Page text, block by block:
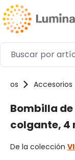
Saltar al
Accesorios
Bombilla
colgante, 4
De la colección